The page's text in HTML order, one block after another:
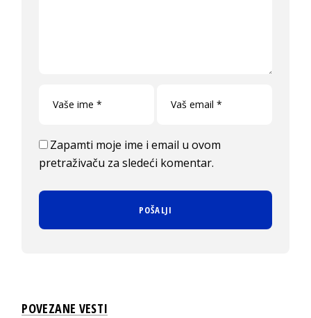
Zapamti moje ime i email u ovom
pretraživaču za sledeći komentar.
POVEZANE VESTI